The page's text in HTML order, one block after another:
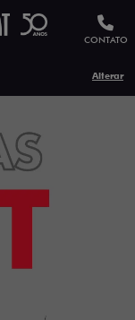
CONTATO
Alterar